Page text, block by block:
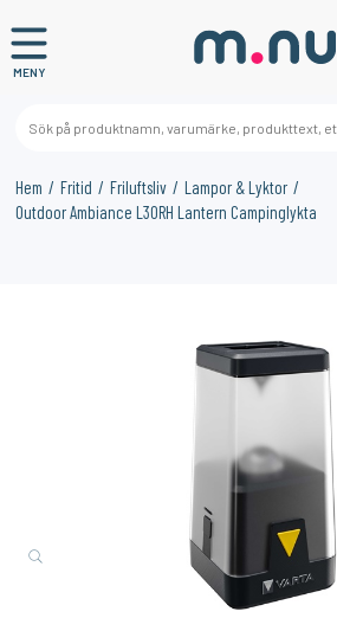
MENY
Hem Fritid Friluftsliv
Lampor & Lyktor
Outdoor Ambiance L30RH Lantern Campinglykta
PHILIPS